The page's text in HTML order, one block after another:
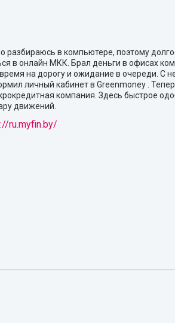
разбираюсь в компьютере, поэтому
в онлайн МКК. Брал деньги в офисах
на дорогу и ожидание в очереди. С
личный кабинет в Greenmoney .
компания. Здесь быстрое
движений.
ru.myfin.by/